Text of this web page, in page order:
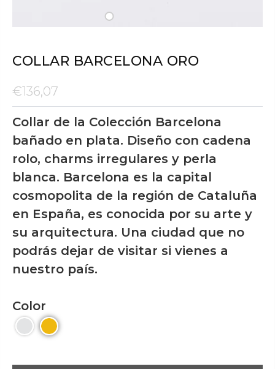
COLLAR BARCELONA ORO
€136,07
Collar de la Colección Barcelona
bañado en plata. Diseño con cadena
rolo, charms irregulares y perla
blanca. Barcelona es la capital
cosmopolita de la región de Cataluña
en España, es conocida por su arte y
su arquitectura. Una ciudad que no
podrás dejar de visitar si vienes a
nuestro país.
Color